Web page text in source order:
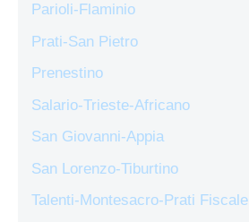
Parioli-Flaminio
Prati-San Pietro
Prenestino
Salario-Trieste-Africano
San Giovanni-Appia
San Lorenzo-Tiburtino
Talenti-Montesacro-Prati Fiscale